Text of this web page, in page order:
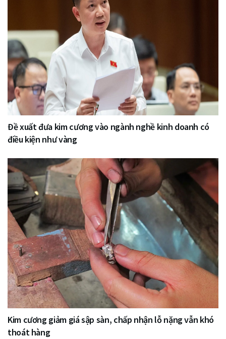
Đề xuất đưa kim cương vào ngành nghề kinh doanh có
điều kiện như vàng
Kim cương giảm giá sập sàn, chấp nhận lỗ nặng vẫn khó
thoát hàng